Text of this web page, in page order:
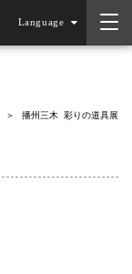
Language
播州三木 彩りの道具展